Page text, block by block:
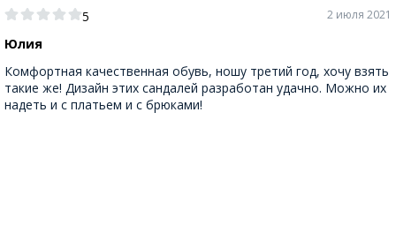
5
Юлия
2 июля 2021
Комфортная качественная обувь, ношу третий год, хочу взять
такие же! Дизайн этих сандалей разработан удачно. Можно их
надеть и с платьем и с брюками!